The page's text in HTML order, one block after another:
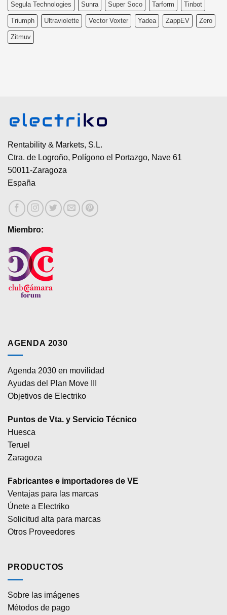
Segula Technologies Sunra Super Soco Tarform Tinbot
Triumph Ultraviolette Vector Voxter Yadea ZappEV Zero
Zitmuv
Rentability & Markets, S.L.
Ctra. de Logroño, Polígono el Portazgo, Nave 61
50011-Zaragoza
España
Miembro:
AGENDA 2030
Agenda 2030 en movilidad
Ayudas del Plan Move III
Objetivos de Electriko
Puntos de Vta. y Servicio Técnico
Huesca
Teruel
Zaragoza
Fabricantes e importadores de VE
Ventajas para las marcas
Únete a Electriko
Solicitud alta para marcas
Otros Proveedores
PRODUCTOS
Sobre las imágenes
Métodos de pago